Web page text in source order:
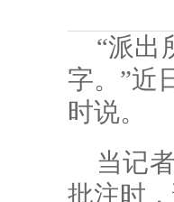
“派出
字。”近
时说。
当记
批注时